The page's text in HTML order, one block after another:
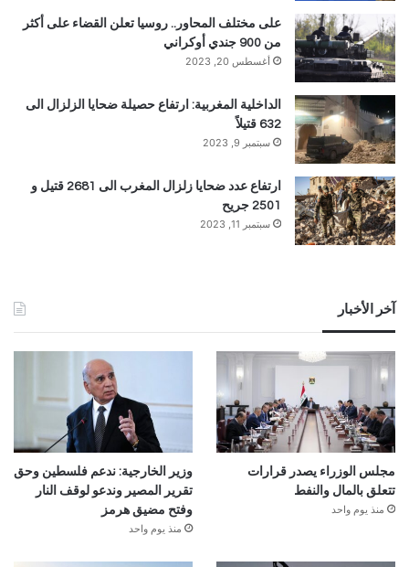
على مختلف المحاور.. روسيا تعلن القضاء على أكثر
من 900 جندي أوكراني
أغسطس 20, 2023
الداخلية المغربية: ارتفاع حصيلة ضحايا الزلزال الى
632 قتيلاً
سبتمبر 9, 2023
ارتفاع عدد ضحايا زلزال المغرب الى 2681 قتيل و
2501 جريح
سبتمبر 11, 2023
آخر الأخبار
مجلس الوزراء يصدر قرارات
تتعلق بالمال والنفط
منذ يوم واحد
وزير الخارجية: ندعم فلسطين وحق
تقرير المصير وندعو لوقف النار
وفتح مضيق هرمز
منذ يوم واحد